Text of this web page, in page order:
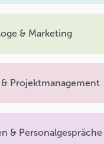
& Marketing
Projektmanagement
& Personalgespräche